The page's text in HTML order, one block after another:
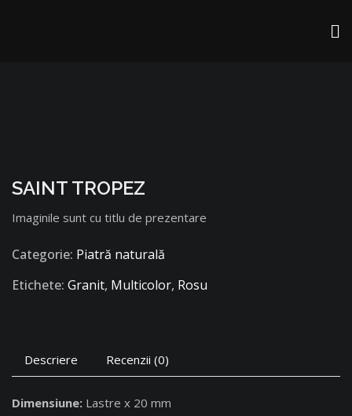
SAINT TROPEZ
Imaginile sunt cu titlu de prezentare
Categorie: Piatră naturală
Etichete: Granit, Multicolor, Rosu
Descriere Recenzii (0)
Dimensiune: Lastre x 20 mm